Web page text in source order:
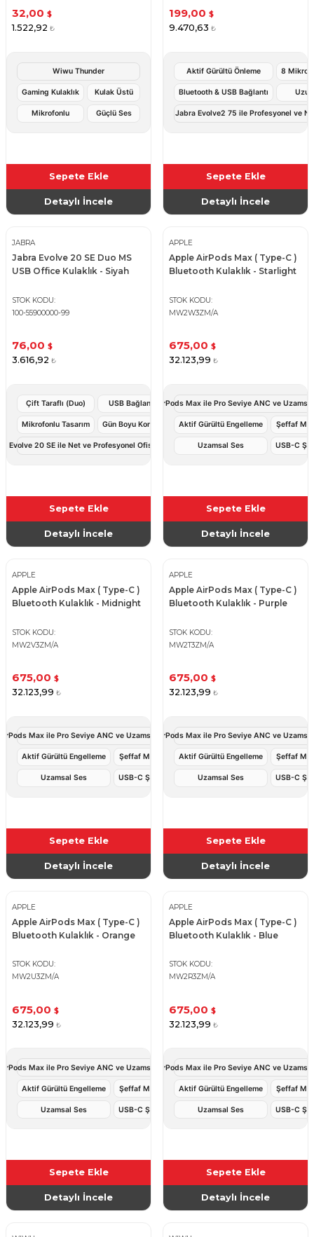
32,00 $
1.522,92 ₺
Wiwu Thunder
Gaming Kulaklık Kulak Üstü
Mikrofonlu Güçlü Ses
Sepete Ekle
Detaylı İncele
199,00 $
9.470,63 ₺
Aktif Gürültü Önleme 8
Bluetooth & USB Bağlantı
Jabra Evolve2 75 ile Profesyonel ve
Sepete Ekle
Detaylı İncele
JABRA
Jabra Evolve 20 SE Duo MS
USB Office Kulaklık - Siyah
STOK KODU
100-­55900000­-99
76,00 $
3.616,92 ₺
Çift Taraflı (Duo) USB Bağlantı
Mikrofonlu Tasarım Gün Boyu Konfor
Evolve 20 SE ile Net ve Profesyonel Ofis Görüşmeleri
Sepete Ekle
Detaylı İncele
APPLE
Apple AirPods Max ( Type-C )
Bluetooth Kulaklık - Starlight
STOK KODU
MW2W3ZM/A
675,00 $
32.123,99 ₺
Apple AirPods Max ile Pro Seviye ANC ve
Aktif Gürültü Engelleme Şeffaf
Uzamsal Ses USB-C
Sepete Ekle
Detaylı İncele
APPLE
Apple AirPods Max ( Type-C )
Bluetooth Kulaklık - Midnight
STOK KODU
MW2V3ZM/A
675,00 $
32.123,99 ₺
Max ile Pro Seviye ANC ve Uzamsal Ses Deneyimi
Aktif Gürültü Engelleme Şeffaf Mod
Uzamsal Ses USB-C Şarj
Sepete Ekle
Detaylı İncele
APPLE
Apple AirPods Max ( Type-C )
Bluetooth Kulaklık - Purple
STOK KODU
MW2T3ZM/A
675,00 $
32.123,99 ₺
Apple AirPods Max ile Pro Seviye ANC ve
Aktif Gürültü Engelleme Şeffaf
Uzamsal Ses USB-C
Sepete Ekle
Detaylı İncele
APPLE
Apple AirPods Max ( Type-C )
Bluetooth Kulaklık - Orange
STOK KODU
MW2U3ZM/A
675,00 $
32.123,99 ₺
Max ile Pro Seviye ANC ve Uzamsal Ses Deneyimi
Aktif Gürültü Engelleme Şeffaf Mod
Uzamsal Ses USB-C Şarj
Sepete Ekle
Detaylı İncele
APPLE
Apple AirPods Max ( Type-C )
Bluetooth Kulaklık - Blue
STOK KODU
MW2R3ZM/A
675,00 $
32.123,99 ₺
Apple AirPods Max ile Pro Seviye ANC ve
Aktif Gürültü Engelleme Şeffaf
Uzamsal Ses USB-C
Sepete Ekle
Detaylı İncele